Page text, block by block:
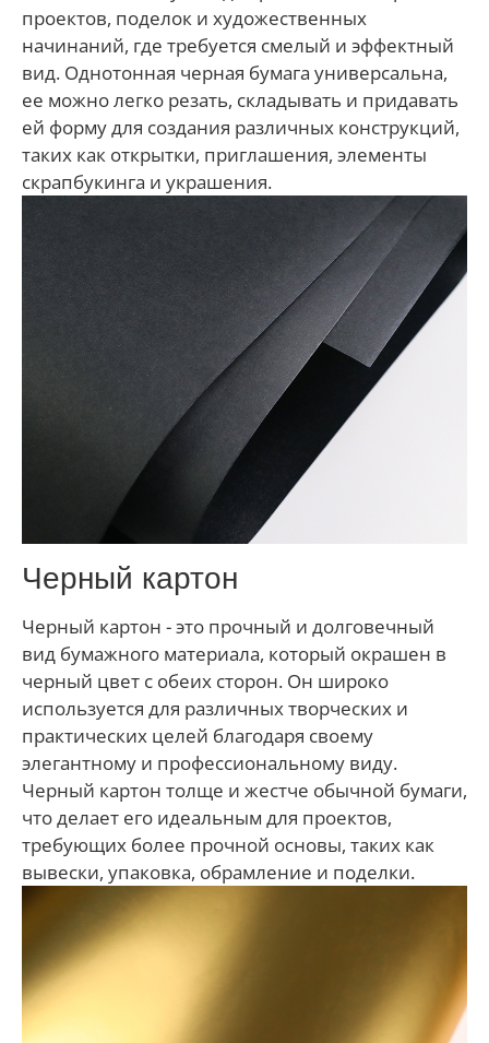
проектов, поделок и художественных
начинаний, где требуется смелый и эффектный
вид. Однотонная черная бумага универсальна,
ее можно легко резать, складывать и придавать
ей форму для создания различных конструкций,
таких как открытки, приглашения, элементы
скрапбукинга и украшения.
Черный картон
Черный картон - это прочный и долговечный
вид бумажного материала, который окрашен в
черный цвет с обеих сторон. Он широко
используется для различных творческих и
практических целей благодаря своему
элегантному и профессиональному виду.
Черный картон толще и жестче обычной бумаги,
что делает его идеальным для проектов,
требующих более прочной основы, таких как
вывески, упаковка, обрамление и поделки.